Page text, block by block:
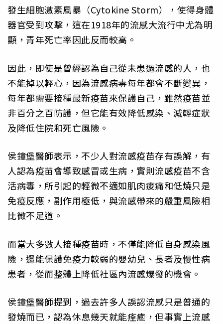
發生細胞激素風暴（Cytokine Storm），使得身體
器官受到攻擊，這在1918年的流感大流行中尤為明
顯，青年死亡率因此反而較高。
因此，即使是曾經認為自己從未患過流感的人，也
不能掉以輕心，因為流感病毒每年都會不斷變異，
每年都需要接種最新疫苗來保護自己，雖然疫苗並
非百分之百防護，但它能有效降低感染、減輕症狀
及降低住院和死亡風險。
侯鐘堡醫師表示，不少人對流感疫苗存有誤解，有
人認為疫苗會導致感冒或生病，實則流感疫苗不含
活病毒，所引起的輕微不適如肌肉痠痛和低燒只是
免疫反應，副作用極低，與流感帶來的嚴重風險相
比微不足道。
而當大多數人接種疫苗時，不僅能降低自身感染風
險，還能保護免疫力較弱的嬰幼兒、長者及慢性病
患者，從而整體上降低社區內流感爆發的機會。
侯鐘堡醫師提到，過去許多人誤認流感只是普通的
發燒而已，認為休息幾天就能痊癒，但事實上流感